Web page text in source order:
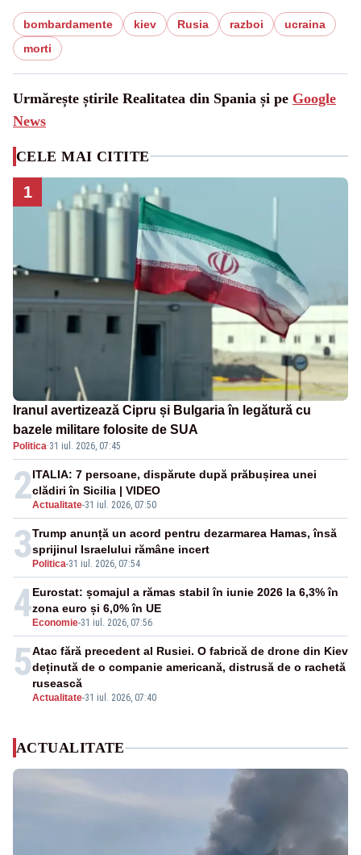
bombardamente kiev Rusia razboi
ucraina
morti
Urmărește știrile Realitatea din Spania și pe Google
News
CELE MAI CITITE
1
Iranul avertizează Cipru și Bulgaria în legătură cu
bazele militare folosite de SUA
Politica·31 iul. 2026, 07:45
2Actualitate-31 iul. 2026, 07:50
ITALIA: 7 persoane, dispărute după prăbușirea unei
clădiri în Sicilia | VIDEO
3 Politica-31 iul. 2026, 07:54
Trump anunță un acord pentru dezarmarea Hamas, însă
sprijinul Israelului rămâne incert
4 Economie-31 iul. 2026, 07:56
Eurostat: șomajul a rămas stabil în iunie 2026 la 6,3% în
zona euro și 6,0% în UE
5
Actualitate-31 iul. 2026, 07:40
Atac fără precedent al Rusiei. O fabrică de drone din Kiev
deținută de o companie americană, distrusă de o rachetă
rusească
ACTUALITATE